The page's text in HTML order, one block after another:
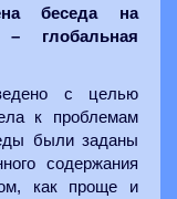
беседа на
глобальная
с целью
к проблемам
были заданы
содержания
как проще и